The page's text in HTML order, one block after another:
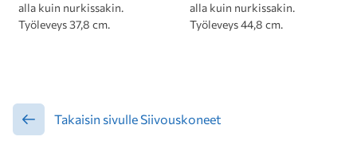
alla kuin nurkissakin.
Työleveys 37,8 cm.
alla kuin nurkissakin.
Työleveys 44,8 cm.
Takaisin sivulle Siivouskoneet